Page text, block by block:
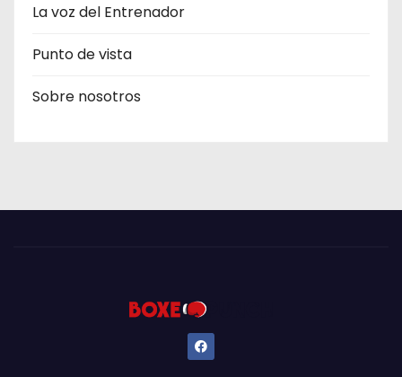
La voz del Entrenador
Punto de vista
Sobre nosotros